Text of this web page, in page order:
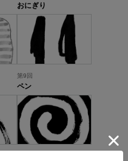
おにぎり
第9回
ペン